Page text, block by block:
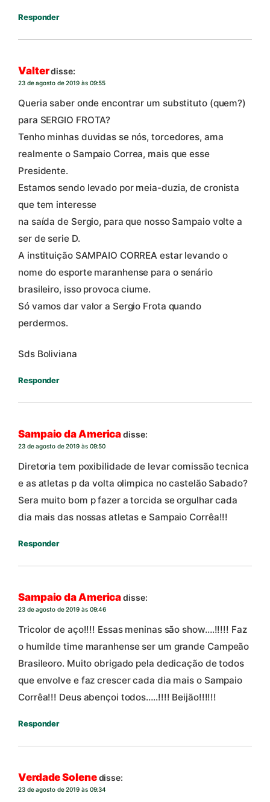
Responder
Valterdisse:
23 de agosto de 2019 às 09:55
Queria saber onde encontrar um substituto (quem?)
para SERGIO FROTA?
Tenho minhas duvidas se nós, torcedores, ama
realmente o Sampaio Correa, mais que esse
Presidente.
Estamos sendo levado por meia-duzia, de cronista
que tem interesse
na saída de Sergio, para que nosso Sampaio volte a
ser de serie D.
A instituição SAMPAIO CORREA estar levando o
nome do esporte maranhense para o senário
brasileiro, isso provoca ciume.
Só vamos dar valor a Sergio Frota quando
perdermos.
Sds Boliviana
Responder
Sampaio da Americadisse:
23 de agosto de 2019 às 09:50
Diretoria tem poxibilidade de levar comissão tecnica
e as atletas p da volta olimpica no castelão Sabado?
Sera muito bom p fazer a torcida se orgulhar cada
dia mais das nossas atletas e Sampaio Corrêa!!!
Responder
Sampaio da Americadisse:
23 de agosto de 2019 às 09:46
Tricolor de aço!!!! Essas meninas são show….!!!!! Faz
o humilde time maranhense ser um grande Campeão
Brasileoro. Muito obrigado pela dedicação de todos
que envolve e faz crescer cada dia mais o Sampaio
Corrêa!!! Deus abençoi todos…..!!!! Beijão!!!!!!
Responder
Verdade Solenedisse:
23 de agosto de 2019 às 09:34